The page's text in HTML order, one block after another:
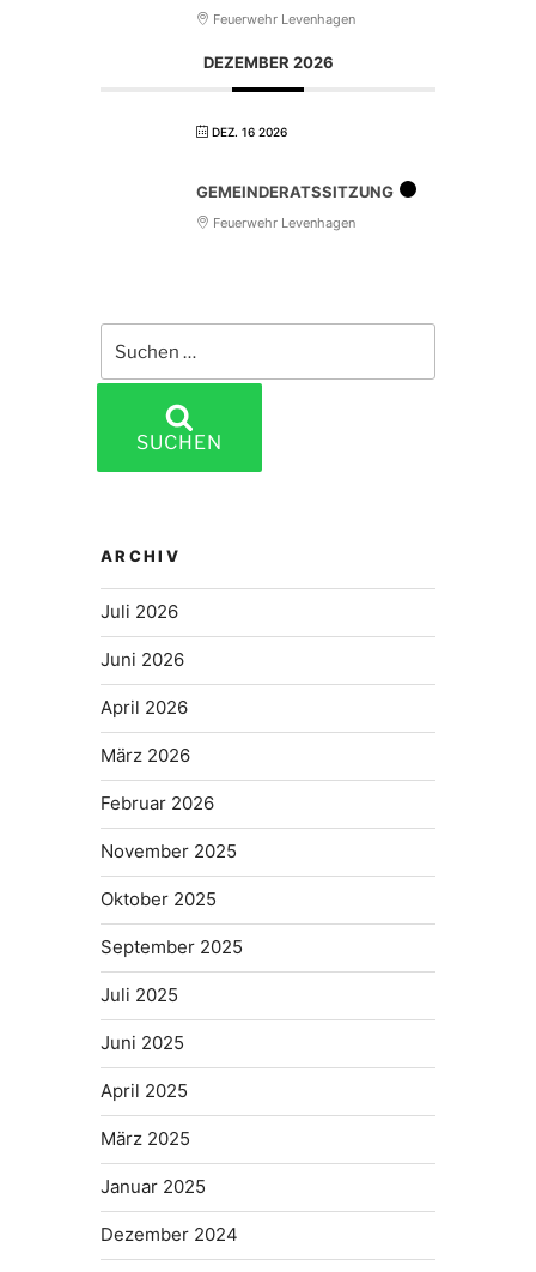
Feuerwehr Levenhagen
DEZEMBER 2026
DEZ. 16 2026
GEMEINDERATSSITZUNG
Feuerwehr Levenhagen
nach:
SUCHEN
ARCHIV
Juli 2026
Juni 2026
April 2026
März 2026
Februar 2026
November 2025
Oktober 2025
September 2025
Juli 2025
Juni 2025
April 2025
März 2025
Januar 2025
Dezember 2024